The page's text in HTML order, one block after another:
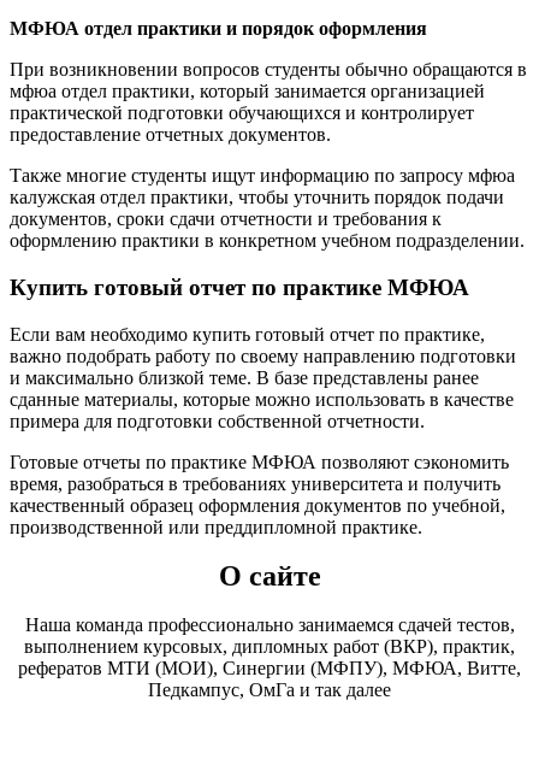
МФЮА отдел практики и порядок оформления
При возникновении вопросов студенты обычно обращаются в
мфюа отдел практики, который занимается организацией
практической подготовки обучающихся и контролирует
предоставление отчетных документов.
Также многие студенты ищут информацию по запросу мфюа
калужская отдел практики, чтобы уточнить порядок подачи
документов, сроки сдачи отчетности и требования к
оформлению практики в конкретном учебном подразделении.
Купить готовый отчет по практике МФЮА
Если вам необходимо купить готовый отчет по практике,
важно подобрать работу по своему направлению подготовки
и максимально близкой теме. В базе представлены ранее
сданные материалы, которые можно использовать в качестве
примера для подготовки собственной отчетности.
Готовые отчеты по практике МФЮА позволяют сэкономить
время, разобраться в требованиях университета и получить
качественный образец оформления документов по учебной,
производственной или преддипломной практике.
О сайте
Наша команда профессионально занимаемся сдачей тестов,
выполнением курсовых, дипломных работ (ВКР), практик,
рефератов МТИ (МОИ), Синергии (МФПУ), МФЮА, Витте,
Педкампус, ОмГа и так далее